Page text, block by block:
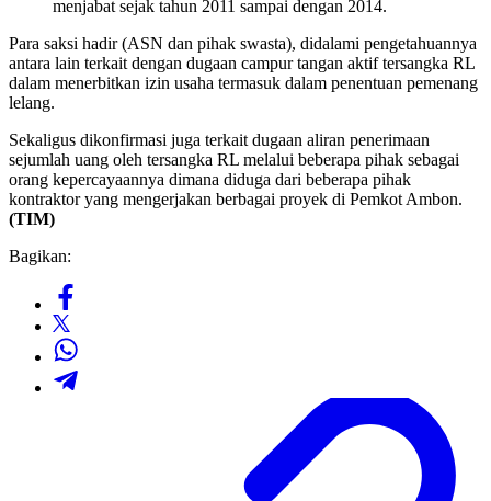
menjabat sejak tahun 2011 sampai dengan 2014.
Para saksi hadir (ASN dan pihak swasta), didalami pengetahuannya
antara lain terkait dengan dugaan campur tangan aktif tersangka RL
dalam menerbitkan izin usaha termasuk dalam penentuan pemenang
lelang.
Sekaligus dikonfirmasi juga terkait dugaan aliran penerimaan
sejumlah uang oleh tersangka RL melalui beberapa pihak sebagai
orang kepercayaannya dimana diduga dari beberapa pihak
kontraktor yang mengerjakan berbagai proyek di Pemkot Ambon.
(TIM)
Bagikan: